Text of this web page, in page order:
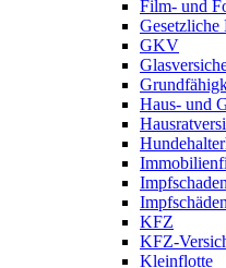
Film- und
Gesetzliche
GKV
Haus- und
Impfschaden
Impfschäden
KFZ
KFZ-
Kleinflotte